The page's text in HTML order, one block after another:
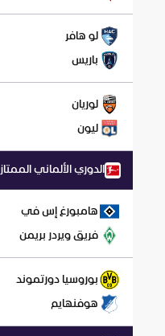
لو هافر
باريس
لوريان
ليون
الدوري الألماني الممتاز
هامبورغ إس في
فريق ويردر بريمن
بوروسيا دورتموند
هوفنهايم